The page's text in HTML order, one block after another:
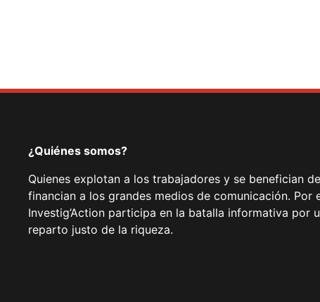
¿Quiénes somos?
Quienes explotan a los trabajadores y se benefician
financian a los grandes medios de comunicación. Por
Investig’Action participa en la batalla informativa por
reparto justo de la riqueza.